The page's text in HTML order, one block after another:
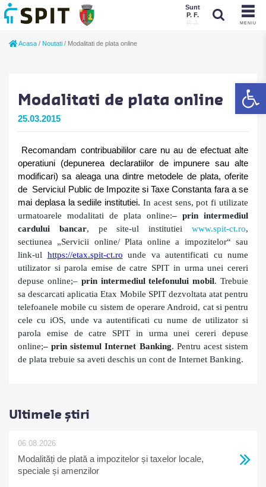
MENIU
Sunt
P. F.
Acasa / Noutati / Modalitati de plata online
Modalitati de plata online
25.03.2015
Recomandam contribuabililor care nu au de efectuat alte
operatiuni (depunerea declaratiilor de impunere sau alte
modificari) sa aleaga una dintre metodele de plata, oferite
de Serviciul Public de Impozite si Taxe Constanta fara a se
mai deplasa la sediile institutiei. In acest sens, pot fi utilizate
urmatoarele modalitati de plata online:– prin intermediul
cardului bancar, pe site-ul institutieiwww.spit-ct.ro,
sectiunea „Servicii online/ Plata online a impozitelor“ sau
link-ul
https://etax.spit-ct.ro unde va autentificati cu nume
utilizator si parola emise de catre SPIT in urma unei cereri
depuse online;– prin intermediul telefonului mobil. Trebuie
sa descarcati aplicatia Etax Mobile SPIT dezvoltata atat pentru
telefoanele mobile cu sistem de operare Android, cat si pentru
cele cu iOS, unde va autentificati cu nume de utilizator si
parola emise de catre SPIT in urma unei cereri depuse
online;– prin sistemul Internet Banking. Pentru acest sistem
de plata trebuie sa aveti deschis un cont de Internet Banking.
Ultimele știri
06.08.2026
Modalități de plată a impozitelor și taxelor locale,
speciale și amenzilor